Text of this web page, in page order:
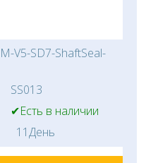
V5-SD7-ShaftSeal-
SS013
✔Есть в наличии
11День